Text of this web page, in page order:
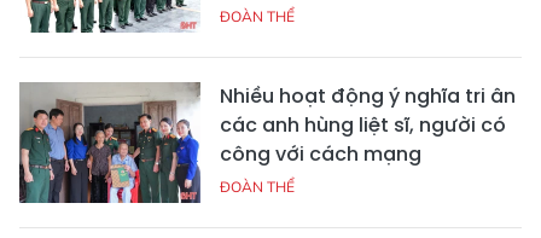
ĐOÀN THỂ
Nhiều hoạt động ý nghĩa tri ân
các anh hùng liệt sĩ, người có
công với cách mạng
ĐOÀN THỂ